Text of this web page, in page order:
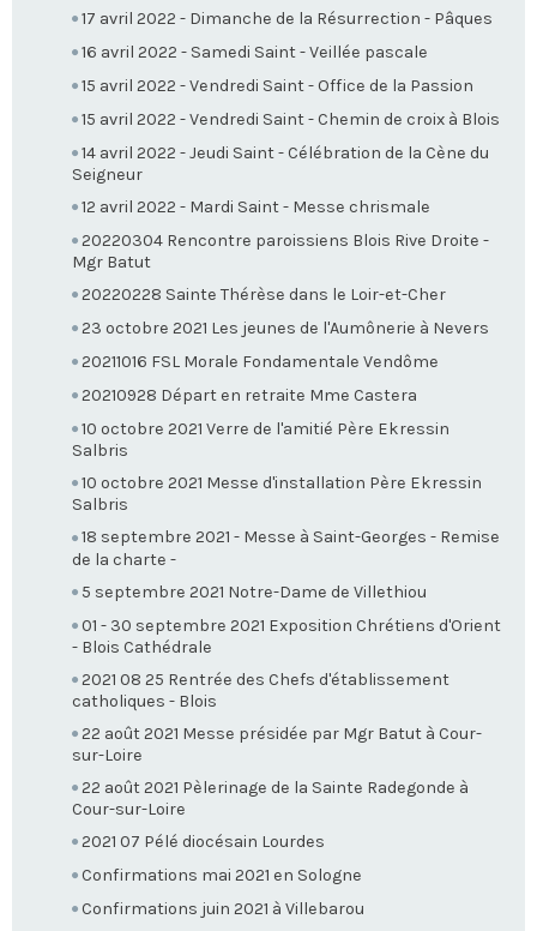
17 avril 2022 - Dimanche de la Résurrection - Pâques
16 avril 2022 - Samedi Saint - Veillée pascale
15 avril 2022 - Vendredi Saint - Office de la Passion
15 avril 2022 - Vendredi Saint - Chemin de croix à Blois
14 avril 2022 - Jeudi Saint - Célébration de la Cène du
Seigneur
12 avril 2022 - Mardi Saint - Messe chrismale
20220304 Rencontre paroissiens Blois Rive Droite -
Mgr Batut
20220228 Sainte Thérèse dans le Loir-et-Cher
23 octobre 2021 Les jeunes de l'Aumônerie à Nevers
20211016 FSL Morale Fondamentale Vendôme
20210928 Départ en retraite Mme Castera
10 octobre 2021 Verre de l'amitié Père Ekressin
Salbris
10 octobre 2021 Messe d'installation Père Ekressin
Salbris
18 septembre 2021 - Messe à Saint-Georges - Remise
de la charte -
5 septembre 2021 Notre-Dame de Villethiou
01 - 30 septembre 2021 Exposition Chrétiens d'Orient
- Blois Cathédrale
2021 08 25 Rentrée des Chefs d'établissement
catholiques - Blois
22 août 2021 Messe présidée par Mgr Batut à Cour-
sur-Loire
22 août 2021 Pèlerinage de la Sainte Radegonde à
Cour-sur-Loire
2021 07 Pélé diocésain Lourdes
Confirmations mai 2021 en Sologne
Confirmations juin 2021 à Villebarou